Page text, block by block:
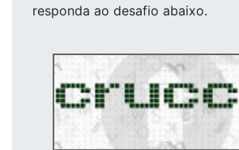
responda ao desafio abaixo.